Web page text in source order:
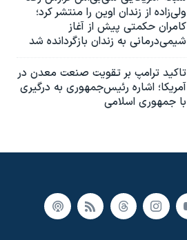
ولی‌زاده از زندان اوین را منتشر کرد؛
کامران حکمتی پیش از آغاز
شیمی‌درمانی به زندان بازگردانده شد
تاکید ترامپ بر تقویت صنعت معدن در
آمریکا؛ اشاره رئیس‌جمهوری به درگیری
با جمهوری اسلامی